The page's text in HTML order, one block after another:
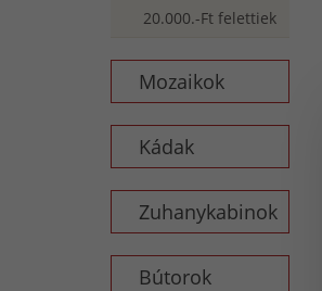
20.000.-Ft felettiek
Mozaikok
Kádak
Zuhanykabinok
Bútorok